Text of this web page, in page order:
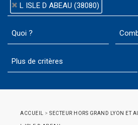
L ISLE D ABEAU (38080)
ACCUEIL > SECTEUR HORS GRAND LYON ET